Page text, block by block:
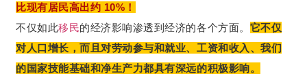
比现有居民高出约 10%！
不仅如此移民的经济影响渗透到经济的各个方面。 它不仅
对人口增长，而且对劳动参与和就业、工资和收入、我们
的国家技能基础和净生产力都具有深远的积极影响。